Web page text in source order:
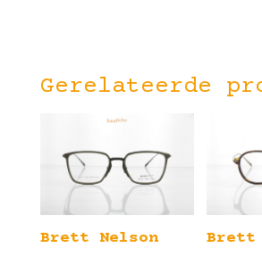
Gerelateerde
Brett Nelson